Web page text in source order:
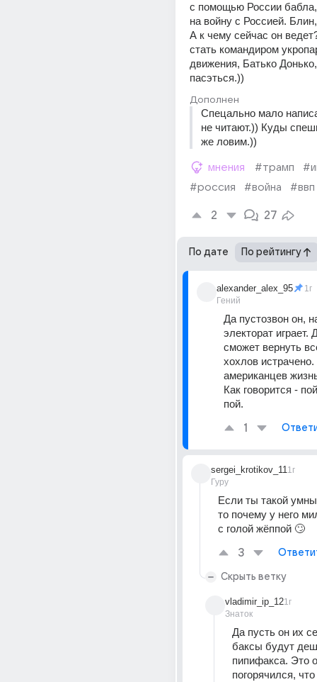
с помощью России бабла,
А к чему сейчас он
стать командиром
движения, Батько
пасэться.))
Дополнен
Спецально мало
не читают.)) Куды
же ловим.))
мнения #трамп
#россия
#война #ввп
2 27
По дате По рейтингу
alexander_alex_95
Гений
1г
Да пустозвон он,
электорат играет.
сможет вернуть
xoxлoв
американцев
Как говорится -
пой.
1
sergei_krotikov_11
Гуру
1г
Если ты такой
то почему у него
с голой жёппой 🙄
3
Скрыть ветку
vladimir_ip_12
Знаток
1г
Да пусть он их
баксы будут
пипифакса. Это
погорячился,